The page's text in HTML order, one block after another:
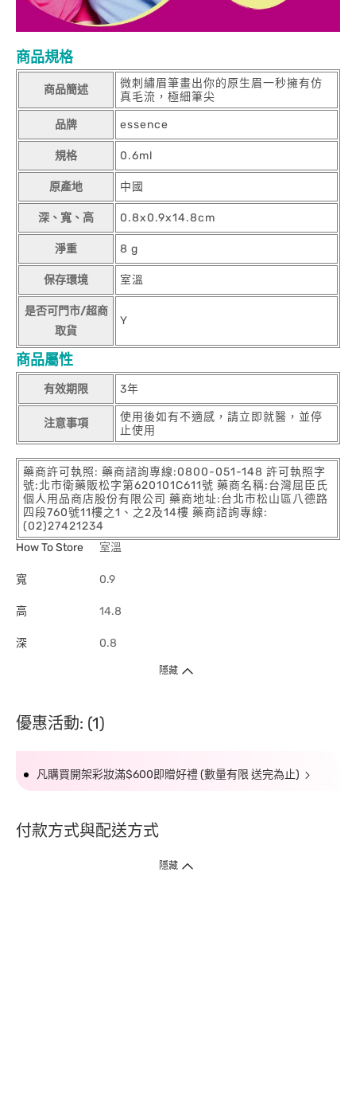
商品規格
商品簡述
微刺繡眉筆畫出你的原生眉一秒擁有仿
真毛流，極細筆尖
品牌 essence
規格 0.6ml
原產地 中國
深、寬、高 0.8x0.9x14.8cm
淨重 8 g
保存環境 室溫
是否可門市/超商
取貨
Y
商品屬性
有效期限 3年
注意事項
使用後如有不適感，請立即就醫，並停
止使用
藥商許可執照: 藥商諮詢專線:0800-051-148 許可執照字
號:北市衛藥販松字第620101C611號 藥商名稱:台灣屈臣氏
個人用品商店股份有限公司 藥商地址:台北市松山區八德路
四段760號11樓之1、之2及14樓 藥商諮詢專線:
(02)27421234
How To Store
室溫
寬 0.9
高 14.8
深 0.8
隱藏
優惠活動: (1)
凡購買開架彩妝滿$600即贈好禮 (數量有限 送完為止)
付款方式與配送方式
隱藏